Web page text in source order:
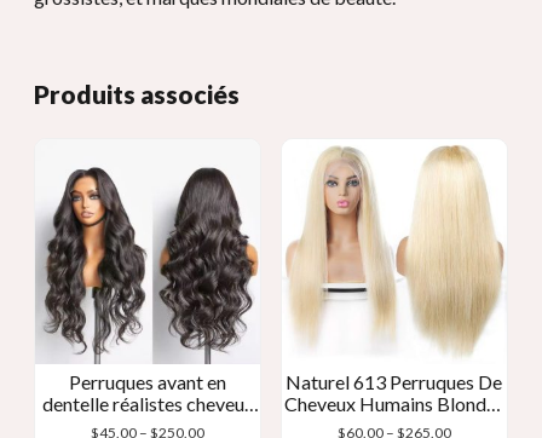
Produits associés
Perruques avant en
dentelle réalistes cheveux
humains
$45.00 – $250.00Gamme
Naturel 613 Perruques De
Cheveux Humains Blondes
Perruque Avant De Lacet
$60.00 – $265.00Gamme